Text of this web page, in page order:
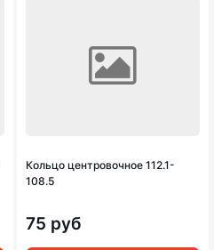
Кольцо центровочное 112.1-
108.5
75 руб